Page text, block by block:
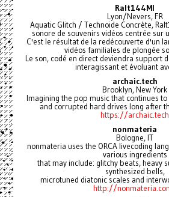
Ralt144MI
Lyon/Nevers, FR
Aquatic Glitch / Technoide Concrète,
sonore de souvenirs vidéos centrée sur
C'est le résultat de la redécouverte d'un
vidéos familiales de plongée
Le son, codé en direct deviendra support
interagissant et évoluant
archaic.tech
Brooklyn, New York
Imagining the pop music that continues
and corrupted hard drives long after
https://archaic.tech
nonmateria
Bologne, IT
nonmateria uses the ORCA livecoding
various ingredients
that may include: glitchy beats, heavy
synthesized bells,
microtuned diatonic scales and
http://